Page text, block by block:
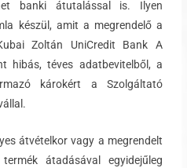
banki átutalással is. Ilyen
készül, amit a megrendelő a
Zoltán UniCredit Bank A
hibás, téves adatbevitelből, a
károkért a Szolgáltató
átvételkor vagy a megrendelt
átadásával egyidejűleg